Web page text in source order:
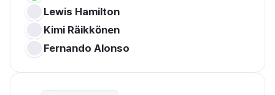
Lewis Hamilton
Kimi Räikkönen
Fernando Alonso